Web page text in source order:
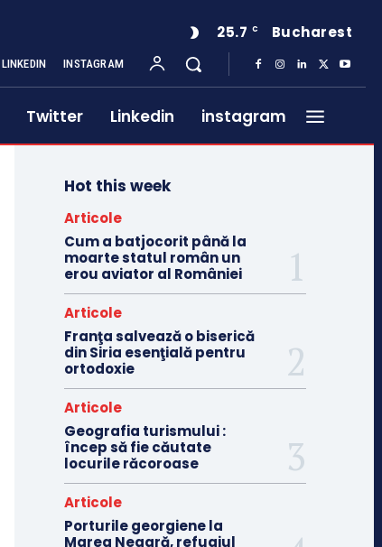
25.7 C Bucharest
LINKEDIN INSTAGRAM
Twitter Linkedin instagram
Hot this week
Articole
Cum a batjocorit până la
moarte statul român un
erou aviator al României
Articole
Franţa salvează o biserică
din Siria esenţială pentru
ortodoxie
Articole
Geografia turismului :
încep să fie căutate
locurile răcoroase
Articole
Porturile georgiene la
Marea Neagră, refugiul